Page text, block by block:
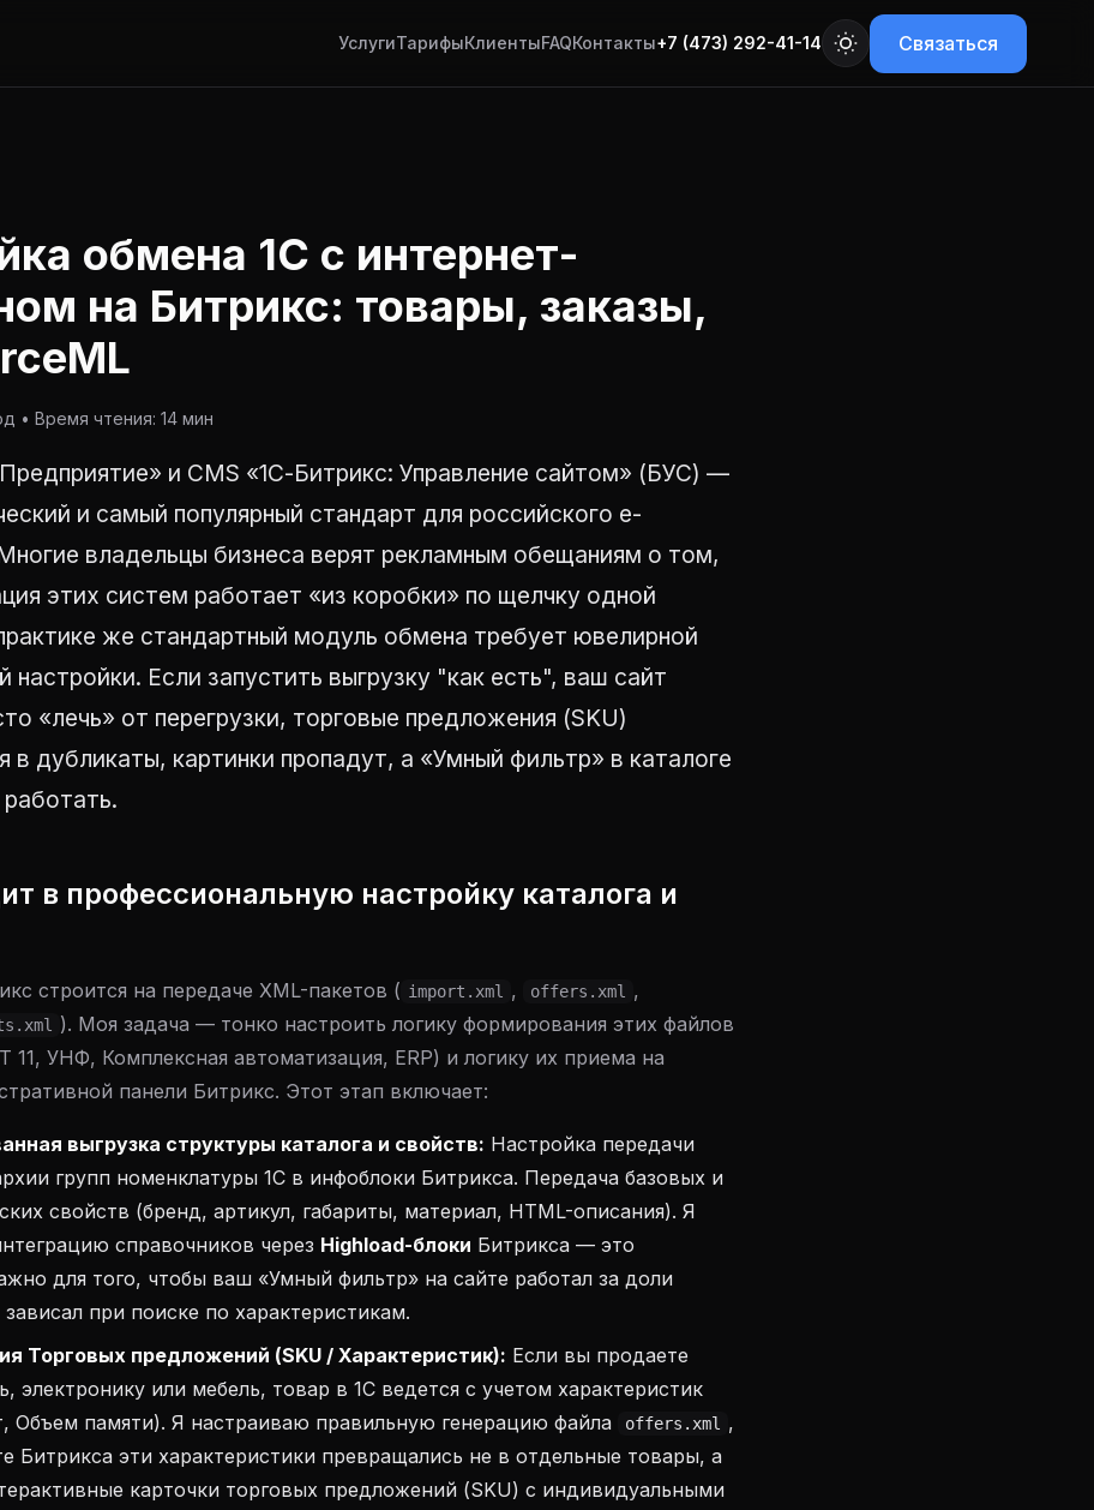
УслугиТарифыКлиентыFAQКонтакты+7 (473) 292-41-14 Связаться
обмена 1С с интернет-
на Битрикс: товары, заказы,
• Время чтения: 14 мин
и CMS «1С-Битрикс: Управление сайтом» (БУС) —
и самый популярный стандарт для российского e-
владельцы бизнеса верят рекламным обещаниям о том,
этих систем работает «из коробки» по щелчку одной
же стандартный модуль обмена требует ювелирной
настройки. Если запустить выгрузку "как есть", ваш сайт
«лечь» от перегрузки, торговые предложения (SKU)
в дубликаты, картинки пропадут, а «Умный фильтр» в каталоге
в профессиональную настройку каталога и
строится на передаче XML-пакетов ( import.xml , offers.xml ,
). Моя задача — тонко настроить логику формирования этих файлов
11, УНФ, Комплексная автоматизация, ERP) и логику их приема на
панели Битрикс. Этот этап включает:
выгрузка структуры каталога и свойств: Настройка передачи
групп номенклатуры 1С в инфоблоки Битрикса. Передача базовых и
свойств (бренд, артикул, габариты, материал, HTML-описания). Я
справочников через Highload-блоки Битрикса — это
для того, чтобы ваш «Умный фильтр» на сайте работал за доли
при поиске по характеристикам.
Торговых предложений (SKU / Характеристик): Если вы продаете
электронику или мебель, товар в 1С ведется с учетом характеристик
Объем памяти). Я настраиваю правильную генерацию файла
offers.xml
,
Битрикса эти характеристики превращались не в отдельные товары, а
карточки торговых предложений (SKU) с индивидуальными